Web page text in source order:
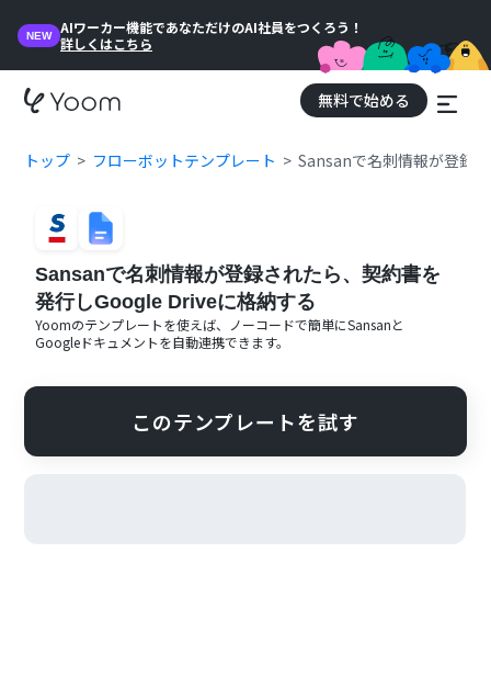
NEW
AIワーカー機能であなただけのAI社員をつくろう！
詳しくはこちら
無料で始める
トップ フローボットテンプレート Sansanで名刺情報が登録
Sansanで名刺情報が登録されたら、契約書を
発行しGoogle Driveに格納する
Yoomのテンプレートを使えば、ノーコードで簡単にSansanと
Googleドキュメントを自動連携できます。
このテンプレートを試す